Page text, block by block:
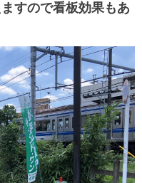
すので看板効果もあ